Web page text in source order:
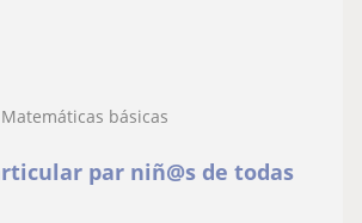
básicas
par niñ@s de todas